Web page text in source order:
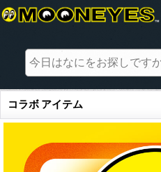
コラボ アイテム